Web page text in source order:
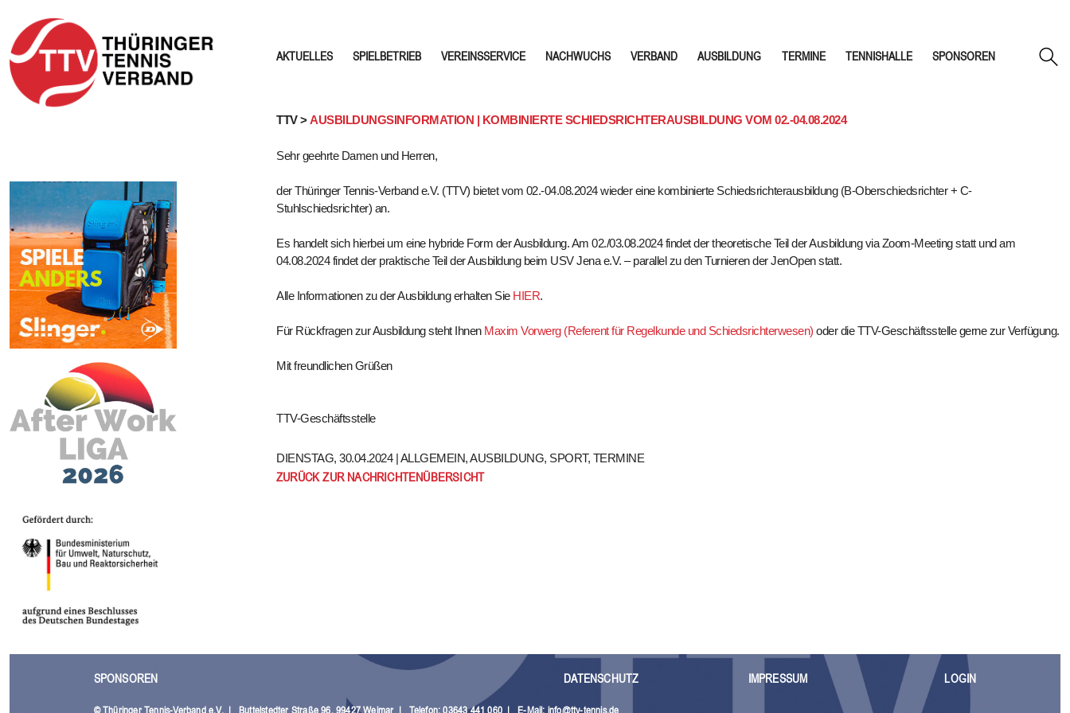
AKTUELLES SPIELBETRIEB VEREINSSERVICE NACHWUCHS VERBAND AUSBILDUNG TERMINE TENNISHALLE SPONSOREN
TTV >AUSBILDUNGSINFORMATION | KOMBINIERTE SCHIEDSRICHTERAUSBILDUNG VOM 02.-04.08.2024
Sehr geehrte Damen und Herren,
der Thüringer Tennis-Verband e.V. (TTV) bietet vom 02.-04.08.2024 wieder eine kombinierte Schiedsrichterausbildung (B-Oberschiedsrichter + C-
Stuhlschiedsrichter) an.
Es handelt sich hierbei um eine hybride Form der Ausbildung. Am 02./03.08.2024 findet der theoretische Teil der Ausbildung via Zoom-Meeting statt und am
04.08.2024 findet der praktische Teil der Ausbildung beim USV Jena e.V. – parallel zu den Turnieren der JenOpen statt.
Alle Informationen zu der Ausbildung erhalten Sie HIER.
Für Rückfragen zur Ausbildung steht Ihnen Maxim Vorwerg (Referent für Regelkunde und Schiedsrichterwesen) oder die TTV-Geschäftsstelle gerne zur Verfügung.
Mit freundlichen Grüßen
TTV-Geschäftsstelle
DIENSTAG, 30.04.2024 |ALLGEMEIN,AUSBILDUNG, SPORT, TERMINE
ZURÜCK ZUR NACHRICHTENÜBERSICHT
SPONSOREN DATENSCHUTZ IMPRESSUM LOGIN
© Thüringer Tennis-Verband e.V.| Buttelstedter Straße 96, 99427 Weimar | Telefon: 03643 441 060 | E-Mail: info@ttv-tennis.de